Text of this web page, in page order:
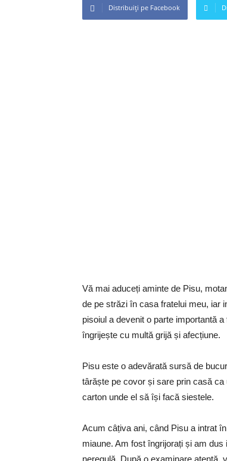
Distribuiți pe Facebook
Vă mai aduceți aminte de Pisu,
de pe străzi în casa fratelui meu, iar
pisoiul a devenit o parte importantă
îngrijește cu multă grijă și afecțiune.
Pisu este o adevărată sursă de
târăște pe covor și sare prin casă
carton unde el să își facă siestele.
Acum câțiva ani, când Pisu a intrat
miaune. Am fost îngrijorați și am dus